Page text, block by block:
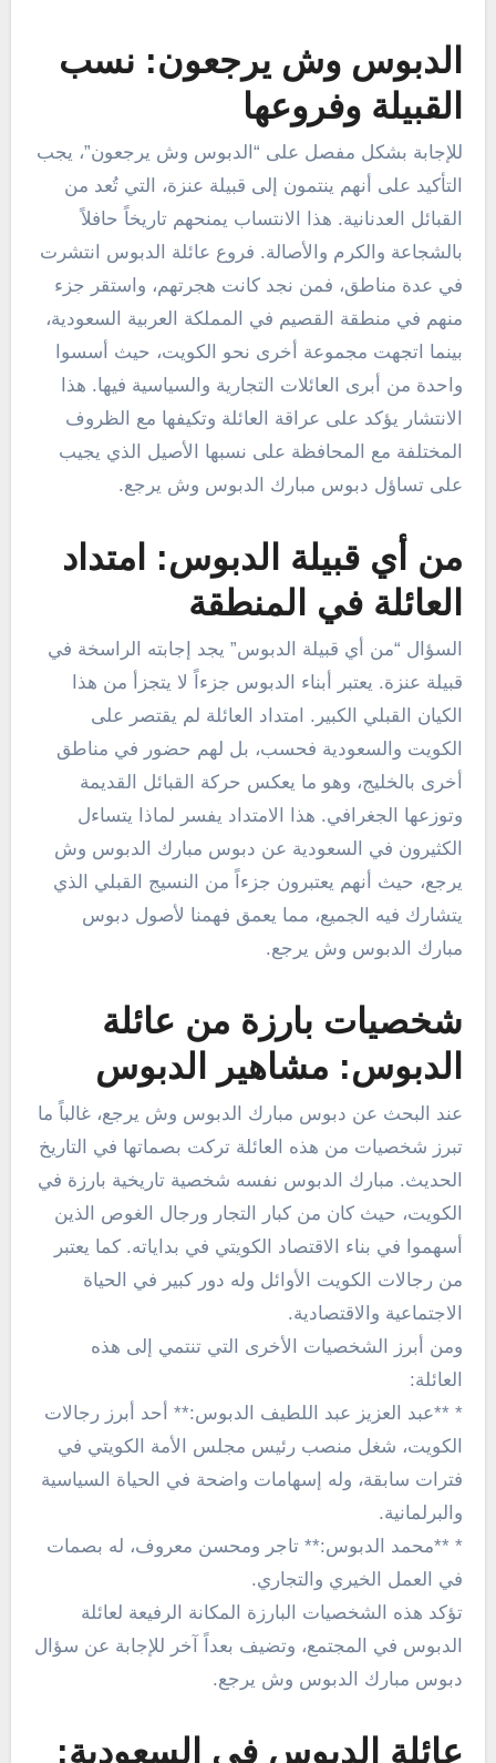
الدبوس وش يرجعون: نسب
القبيلة وفروعها
للإجابة بشكل مفصل على “الدبوس وش يرجعون”، يجب
التأكيد على أنهم ينتمون إلى قبيلة عنزة، التي تُعد من
القبائل العدنانية. هذا الانتساب يمنحهم تاريخاً حافلاً
بالشجاعة والكرم والأصالة. فروع عائلة الدبوس انتشرت
في عدة مناطق، فمن نجد كانت هجرتهم، واستقر جزء
منهم في منطقة القصيم في المملكة العربية السعودية،
بينما اتجهت مجموعة أخرى نحو الكويت، حيث أسسوا
واحدة من أبرى العائلات التجارية والسياسية فيها. هذا
الانتشار يؤكد على عراقة العائلة وتكيفها مع الظروف
المختلفة مع المحافظة على نسبها الأصيل الذي يجيب
على تساؤل دبوس مبارك الدبوس وش يرجع.
من أي قبيلة الدبوس: امتداد
العائلة في المنطقة
السؤال “من أي قبيلة الدبوس” يجد إجابته الراسخة في
قبيلة عنزة. يعتبر أبناء الدبوس جزءاً لا يتجزأ من هذا
الكيان القبلي الكبير. امتداد العائلة لم يقتصر على
الكويت والسعودية فحسب، بل لهم حضور في مناطق
أخرى بالخليج، وهو ما يعكس حركة القبائل القديمة
وتوزعها الجغرافي. هذا الامتداد يفسر لماذا يتساءل
الكثيرون في السعودية عن دبوس مبارك الدبوس وش
يرجع، حيث أنهم يعتبرون جزءاً من النسيج القبلي الذي
يتشارك فيه الجميع، مما يعمق فهمنا لأصول دبوس
مبارك الدبوس وش يرجع.
شخصيات بارزة من عائلة
الدبوس: مشاهير الدبوس
عند البحث عن دبوس مبارك الدبوس وش يرجع، غالباً ما
تبرز شخصيات من هذه العائلة تركت بصماتها في التاريخ
الحديث. مبارك الدبوس نفسه شخصية تاريخية بارزة في
الكويت، حيث كان من كبار التجار ورجال الغوص الذين
أسهموا في بناء الاقتصاد الكويتي في بداياته. كما يعتبر
من رجالات الكويت الأوائل وله دور كبير في الحياة
الاجتماعية والاقتصادية.
ومن أبرز الشخصيات الأخرى التي تنتمي إلى هذه
العائلة:
* **عبد العزيز عبد اللطيف الدبوس:** أحد أبرز رجالات
الكويت، شغل منصب رئيس مجلس الأمة الكويتي في
فترات سابقة، وله إسهامات واضحة في الحياة السياسية
والبرلمانية.
* **محمد الدبوس:** تاجر ومحسن معروف، له بصمات
في العمل الخيري والتجاري.
تؤكد هذه الشخصيات البارزة المكانة الرفيعة لعائلة
الدبوس في المجتمع، وتضيف بعداً آخر للإجابة عن سؤال
دبوس مبارك الدبوس وش يرجع.
عائلة الدبوس في السعودية: